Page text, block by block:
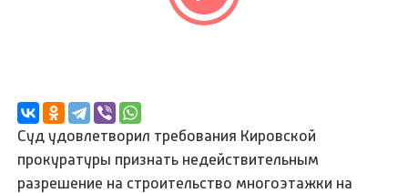
Суд удовлетворил требования Кировской
прокуратуры признать недействительным
разрешение на строительство многоэтажки на